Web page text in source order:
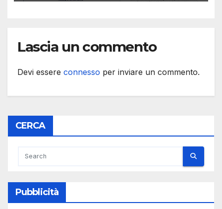
Lascia un commento
Devi essere connesso per inviare un commento.
CERCA
Pubblicità